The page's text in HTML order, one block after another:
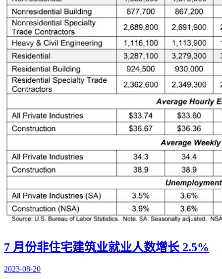
7 月份非住宅建筑业就业人数增长 2.5%
2023-08-20